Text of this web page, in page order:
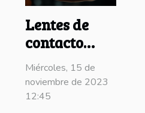
Lentes de
contacto
inteligentes:
Mirada al
futuro
Miércoles, 15 de
noviembre de 2023
12:45